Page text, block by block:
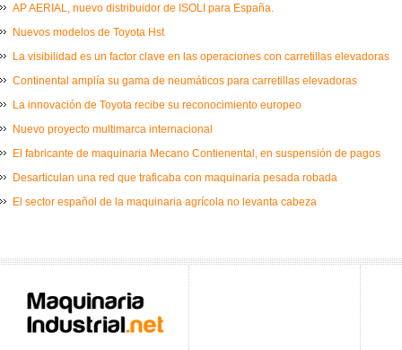
AP AERIAL, nuevo distribuidor de ISOLI para España.
Nuevos modelos de Toyota Hst
La visibilidad es un factor clave en las operaciones con carretillas elevadoras
Continental amplía su gama de neumáticos para carretillas elevadoras
La innovación de Toyota recibe su reconocimiento europeo
Nuevo proyecto multimarca internacional
El fabricante de maquinaria Mecano Contienental, en suspensión de pagos
Desarticulan una red que traficaba con maquinaria pesada robada
El sector español de la maquinaria agrícola no levanta cabeza